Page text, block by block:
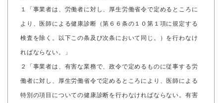
１「事業者は、労働者に対し、厚生労働省令で定めるところに
より、医師による健康診断（第６６条の１０第１項に規定する
検査を除く。以下この条及び次条において同じ。）を行わなけ
ればならない。」
２「事業者は、有害な業務で、政令で定めるものに従事する労
働者に対し、厚生労働省令で定めるところにより、医師による
特別の項目についての健康診断を行わなければならない。有害